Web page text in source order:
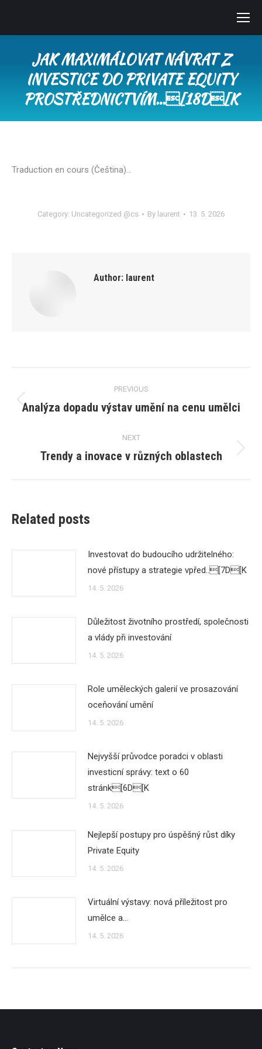
JAK MAXIMÁLOVAT NÁVRAT Z
INVESTICE DO PRIVATE EQUITY
PROSTŘEDNICTVÍM…[18D[K
Traduction en cours (Čeština)…
Category: Uncategorized @cs By laurent 13. 5. 2026
Author: laurent
navigation
PREVIOUS
Previous
Analýza dopadu výstav umění na cenu umělci
NEXT
Next
Trendy a inovace v různých oblastech
Related posts
Investovat do budoucího udržitelného:
nové přístupy a strategie vpřed..[7D[K
14. 5. 2026
Důležitost životního prostředí, společnosti
a vlády při investování
14. 5. 2026
Role uměleckých galerií ve prosazování
oceňování umění
14. 5. 2026
Nejvyšší průvodce poradci v oblasti
investicní správy: text o 60
stránk[6D[K
14. 5. 2026
Nejlepší postupy pro úspěšný růst díky
Private Equity
14. 5. 2026
Virtuální výstavy: nová příležitost pro
umělce a…
14. 5. 2026